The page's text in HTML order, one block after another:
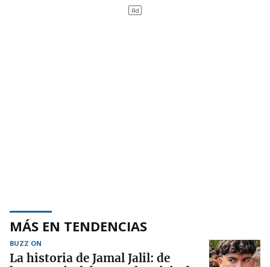
MÁS EN TENDENCIAS
BUZZ ON
La historia de Jamal Jalil: de